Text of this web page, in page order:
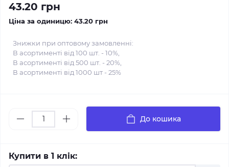
43.20 грн
Ціна за одиницю: 43.20 грн
Знижки при оптовому замовленні:
В асортименті від 100 шт. - 10%,
В асортименті від 500 шт. - 20%,
В асортименті від 1000 шт - 25%
До кошика
Купити в 1 клік: